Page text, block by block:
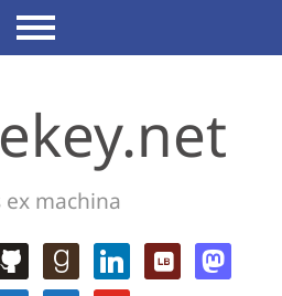
ex machina